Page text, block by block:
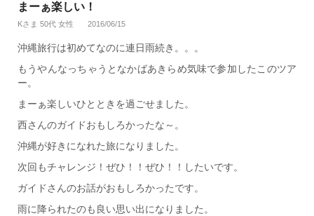
まーぁ楽しい！
Kさま 50代 女性 2016/06/15
沖縄旅行は初めてなのに連日雨続き。。。
もうやんなっちゃうとなかばあきらめ気味で参加したこのツア
ー。
まーぁ楽しいひとときを過ごせました。
西さんのガイドおもしろかったな～。
沖縄が好きになれた旅になりました。
次回もチャレンジ！ぜひ！！ぜひ！！したいです。
ガイドさんのお話がおもしろかったです。
雨に降られたのも良い思い出になりました。